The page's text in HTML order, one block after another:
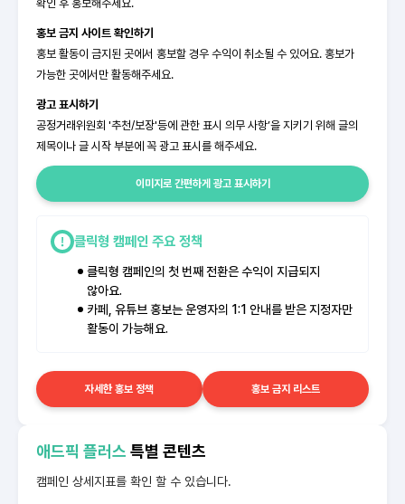
확인 후 홍보해주세요.
홍보 금지 사이트 확인하기
홍보 활동이 금지된 곳에서 홍보할 경우 수익이 취소될 수 있어요. 홍보가
가능한 곳에서만 활동해주세요.
광고 표시하기
공정거래위원회 '추천/보장'등에 관한 표시 의무 사항’을 지키기 위해 글의
제목이나 글 시작 부분에 꼭 광고 표시를 해주세요.
이미지로 간편하게 광고 표시하기
클릭형 캠페인 주요 정책
클릭형 캠페인의 첫 번째 전환은 수익이 지급되지
않아요.
카페, 유튜브 홍보는 운영자의 1:1 안내를 받은 지정자만
활동이 가능해요.
자세한 홍보 정책 홍보 금지 리스트
애드픽 플러스 특별 콘텐츠
캠페인 상세지표를 확인 할 수 있습니다.